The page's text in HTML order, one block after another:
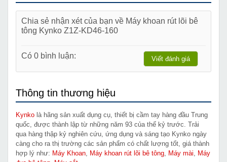
Chia sẻ nhận xét của bạn về Máy khoan rút lõi bê
tông Kynko Z1Z-KD46-160
Có 0 bình luận: Viết đánh giá
Thông tin thương hiệu
Kynko là hãng sản xuất dụng cụ, thiết bị cầm tay hàng đầu Trung
quốc, được thành lập từ những năm 93 của thế kỷ trước. Trải
qua hàng thập kỷ nghiên cứu, ứng dụng và sáng tạo Kynko ngày
càng cho ra thị trường các sản phẩm có chất lượng tốt, giá thành
hợp lý như: Máy Khoan, Máy khoan rút lõi bê tông, Máy mài, Máy